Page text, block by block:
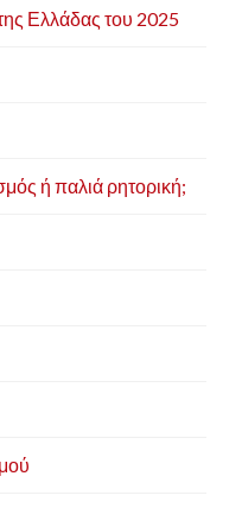
Ελλάδας του 2025
ή παλιά ρητορική;